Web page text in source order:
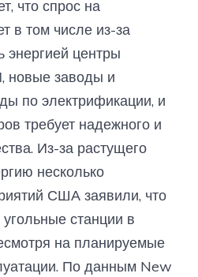
что спрос на
в том числе из-за
энергией центры
новые заводы и
по электрификации, и
требует надежного и
Из-за растущего
несколько
США заявили, что
станции в
на планируемые
По данным New